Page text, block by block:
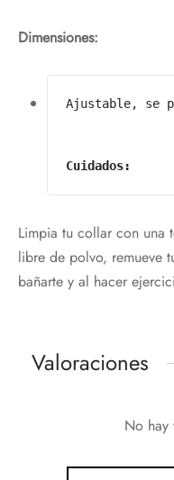
Dimensiones:
Ajustable, se
Cuidados:
Limpia tu collar con una
libre de polvo, remueve
bañarte y al hacer
Valoraciones
No hay